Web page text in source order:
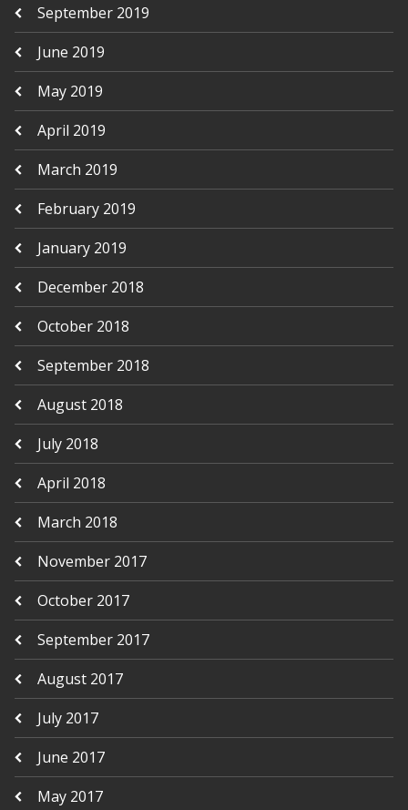
September 2019
June 2019
May 2019
April 2019
March 2019
February 2019
January 2019
December 2018
October 2018
September 2018
August 2018
July 2018
April 2018
March 2018
November 2017
October 2017
September 2017
August 2017
July 2017
June 2017
May 2017